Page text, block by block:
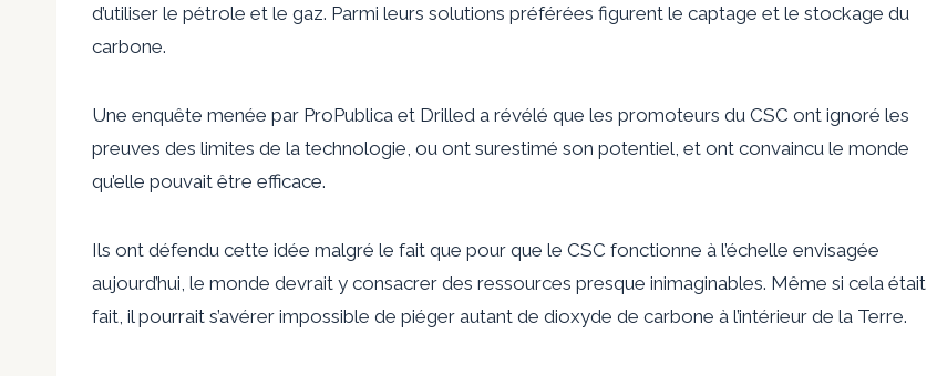
d’utiliser le pétrole et le gaz. Parmi leurs solutions préférées figurent le captage et le stockage du
carbone.
Une enquête menée par ProPublica et Drilled a révélé que les promoteurs du CSC ont ignoré les
preuves des limites de la technologie, ou ont surestimé son potentiel, et ont convaincu le monde
qu’elle pouvait être efficace.
Ils ont défendu cette idée malgré le fait que pour que le CSC fonctionne à l’échelle envisagée
aujourd’hui, le monde devrait y consacrer des ressources presque inimaginables. Même si cela était
fait, il pourrait s’avérer impossible de piéger autant de dioxyde de carbone à l’intérieur de la Terre.